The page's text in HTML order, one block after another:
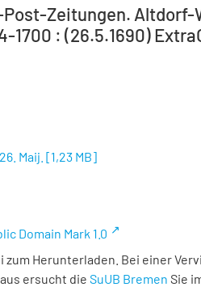
Zeitungen. Altdorf-
1700 : (26.5.1690)
Maij. [1,23 MB]
Domain Mark 1.0
zum Herunterladen. Bei einer
ersucht die SuUB Bremen Sie